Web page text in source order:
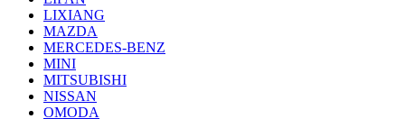
LIXIANG
MAZDA
MERCEDES-BENZ
MINI
MITSUBISHI
NISSAN
OMODA